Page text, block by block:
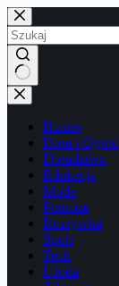
Przejdź
do
treści
Brak
wyników
Biznes
Dom i Ogród
Doradztwo
Edukacja
Moda
Podróże
Rozrywka
Sport
Tech
Uroda